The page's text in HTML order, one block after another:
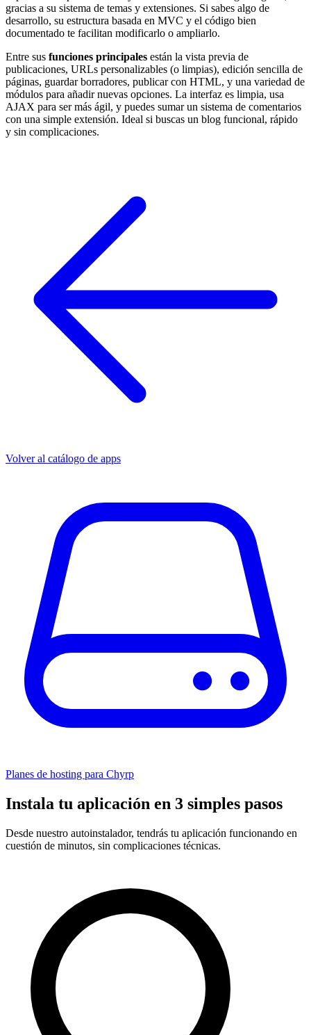
gracias a su sistema de temas y extensiones. Si sabes algo de
desarrollo, su estructura basada en MVC y el código bien
documentado te facilitan modificarlo o ampliarlo.
Entre sus funciones principales están la vista previa de
publicaciones, URLs personalizables (o limpias), edición sencilla de
páginas, guardar borradores, publicar con HTML, y una variedad de
módulos para añadir nuevas opciones. La interfaz es limpia, usa
AJAX para ser más ágil, y puedes sumar un sistema de comentarios
con una simple extensión. Ideal si buscas un blog funcional, rápido
y sin complicaciones.
Volver al catálogo de apps
Planes de hosting para Chyrp
Instala tu aplicación en 3 simples pasos
Desde nuestro autoinstalador, tendrás tu aplicación funcionando en
cuestión de minutos, sin complicaciones técnicas.